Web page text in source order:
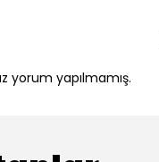
yorum yapılmamış.